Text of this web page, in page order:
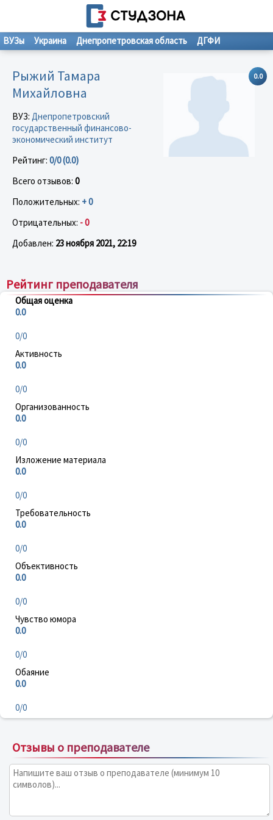
ВУЗы Украина Днепропетровская область ДГФИ
0.0
Рыжий Тамара
Михайловна
ВУЗ: Днепропетровский
государственный финансово-
экономический институт
Рейтинг: 0/0 (0.0)
Всего отзывов: 0
Положительных: + 0
Отрицательных: - 0
Добавлен: 23 ноября 2021, 22:19
Рейтинг преподавателя
Общая оценка
0.0
0/0
Активность
0.0
0/0
Организованность
0.0
0/0
Изложение материала
0.0
0/0
Требовательность
0.0
0/0
Объективность
0.0
0/0
Чувство юмора
0.0
0/0
Обаяние
0.0
0/0
Отзывы о преподавателе